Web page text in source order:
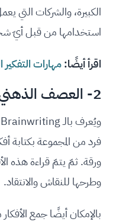
الكبيرة، والشركات التي
استخدامها من قبل أيّ
اقرأ أيضًا:مهارات
2- العصف الذهني المكتوب
فرد من المجموعة بكتابة
ورقة. ثمّ يتمّ قراءة هذه
وطرحها للنقاش والانتقاد.
بالإمكان أيضًا جمع